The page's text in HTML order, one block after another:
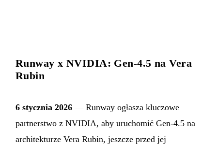
Runway x NVIDIA: Gen-4.5 na Vera
Rubin
6 stycznia 2026 — Runway ogłasza kluczowe
partnerstwo z NVIDIA, aby uruchomić Gen-4.5 na
architekturze Vera Rubin, jeszcze przed jej